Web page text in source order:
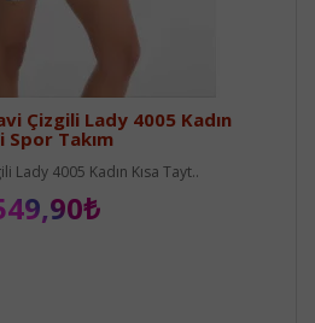
Çizgili Lady 4005 Kadın
Spor Takım
Lady 4005 Kadın Kısa Tayt..